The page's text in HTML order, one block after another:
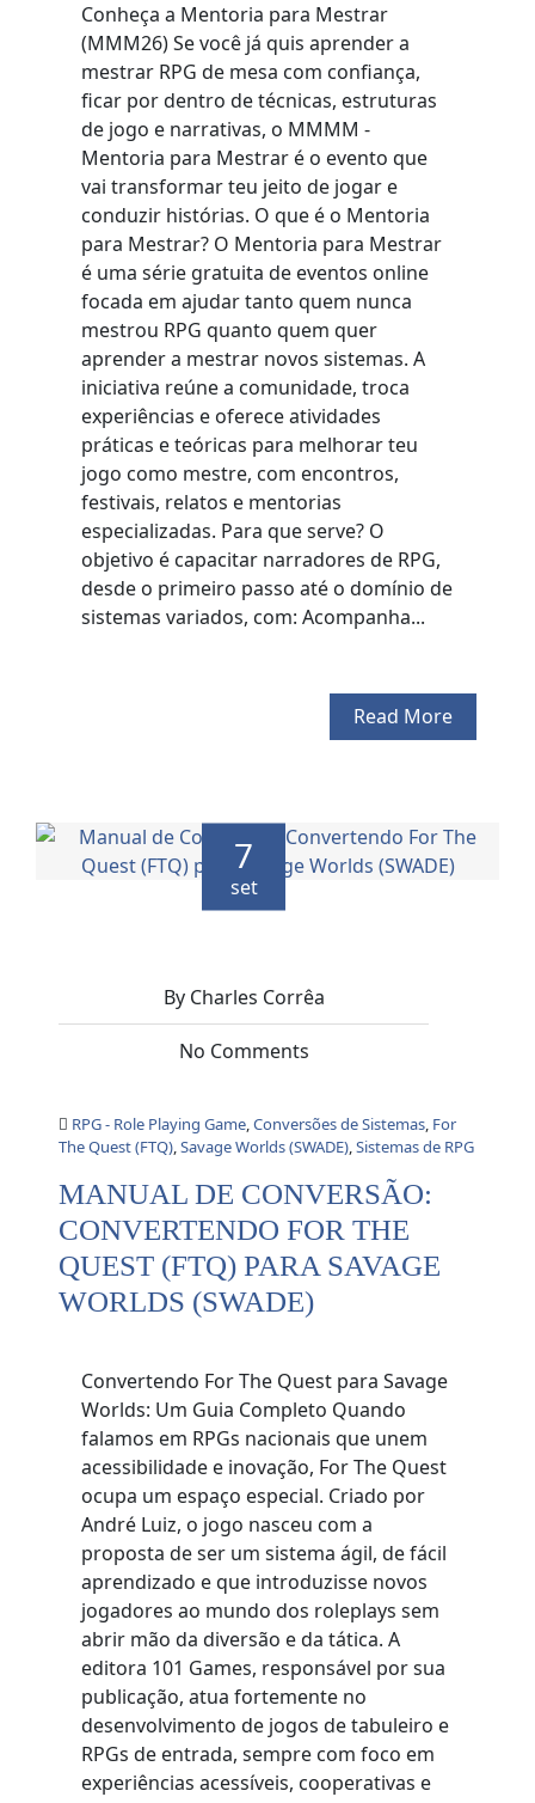
Conheça a Mentoria para Mestrar
(MMM26) Se você já quis aprender a
mestrar RPG de mesa com confiança,
ficar por dentro de técnicas, estruturas
de jogo e narrativas, o MMMM -
Mentoria para Mestrar é o evento que
vai transformar teu jeito de jogar e
conduzir histórias. O que é o Mentoria
para Mestrar? O Mentoria para Mestrar
é uma série gratuita de eventos online
focada em ajudar tanto quem nunca
mestrou RPG quanto quem quer
aprender a mestrar novos sistemas. A
iniciativa reúne a comunidade, troca
experiências e oferece atividades
práticas e teóricas para melhorar teu
jogo como mestre, com encontros,
festivais, relatos e mentorias
especializadas. Para que serve? O
objetivo é capacitar narradores de RPG,
desde o primeiro passo até o domínio de
sistemas variados, com: Acompanha...
Read More
7
set
By Charles Corrêa
No Comments
RPG - Role Playing Game,Conversões de Sistemas, For
The Quest (FTQ),Savage Worlds (SWADE),Sistemas de RPG
MANUAL DE CONVERSÃO:
CONVERTENDO FOR THE
QUEST (FTQ) PARA SAVAGE
WORLDS (SWADE)
Convertendo For The Quest para Savage
Worlds: Um Guia Completo Quando
falamos em RPGs nacionais que unem
acessibilidade e inovação, For The Quest
ocupa um espaço especial. Criado por
André Luiz, o jogo nasceu com a
proposta de ser um sistema ágil, de fácil
aprendizado e que introduzisse novos
jogadores ao mundo dos roleplays sem
abrir mão da diversão e da tática. A
editora 101 Games, responsável por sua
publicação, atua fortemente no
desenvolvimento de jogos de tabuleiro e
RPGs de entrada, sempre com foco em
experiências acessíveis, cooperativas e